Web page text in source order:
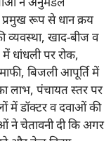
प्रमुख रूप से धान क्रय
व्यवस्था, खाद-बीज व
धांधली पर रोक,
बिजली आपूर्ति में
लाभ, पंचायत स्तर पर
में डॉक्टर व दवाओं की
ने चेतावनी दी कि अगर